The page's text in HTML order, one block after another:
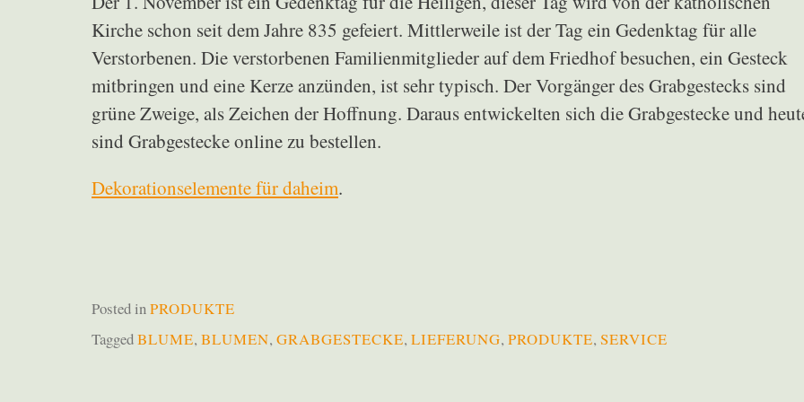
Kirche schon seit dem Jahre 835 gefeiert. Mittlerweile ist der Tag ein Gedenktag für alle
Verstorbenen. Die verstorbenen Familienmitglieder auf dem Friedhof besuchen, ein Gesteck
mitbringen und eine Kerze anzünden, ist sehr typisch. Der Vorgänger des Grabgestecks sind
grüne Zweige, als Zeichen der Hoffnung. Daraus entwickelten sich die Grabgestecke und
sind Grabgestecke online zu bestellen.
Dekorationselemente für daheim.
Posted inPRODUKTE
TaggedBLUME, BLUMEN, GRABGESTECKE, LIEFERUNG, PRODUKTE, SERVICE